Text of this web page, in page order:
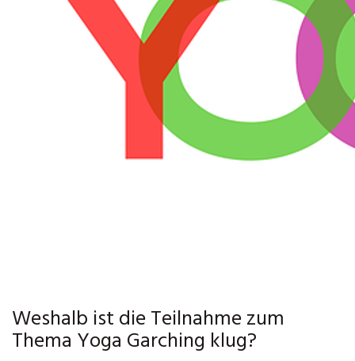
Weshalb ist die Teilnahme zum
Thema Yoga Garching klug?